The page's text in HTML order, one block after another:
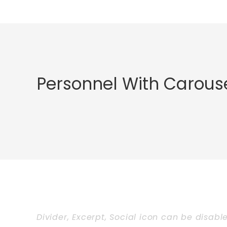
Personnel With
Divider, Excerpt, Social icon can be